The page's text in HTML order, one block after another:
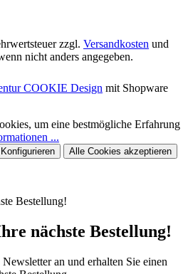
zzgl. Versandkosten und
nicht anders angegeben.
COOKIE Design mit Shopware
um eine bestmögliche Erfahrung
...
Konfigurieren Alle Cookies akzeptieren
nächste Bestellung!
an und erhalten Sie einen